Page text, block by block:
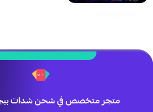
متجر متخصص في شحن شدات